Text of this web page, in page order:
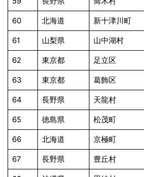
60 北海道 新十津川町
61 山梨県 山中湖村
62 東京都 足立区
63 東京都 葛飾区
64 長野県 天龍村
65 徳島県 松茂町
66 北海道 京極町
67 長野県 豊丘村